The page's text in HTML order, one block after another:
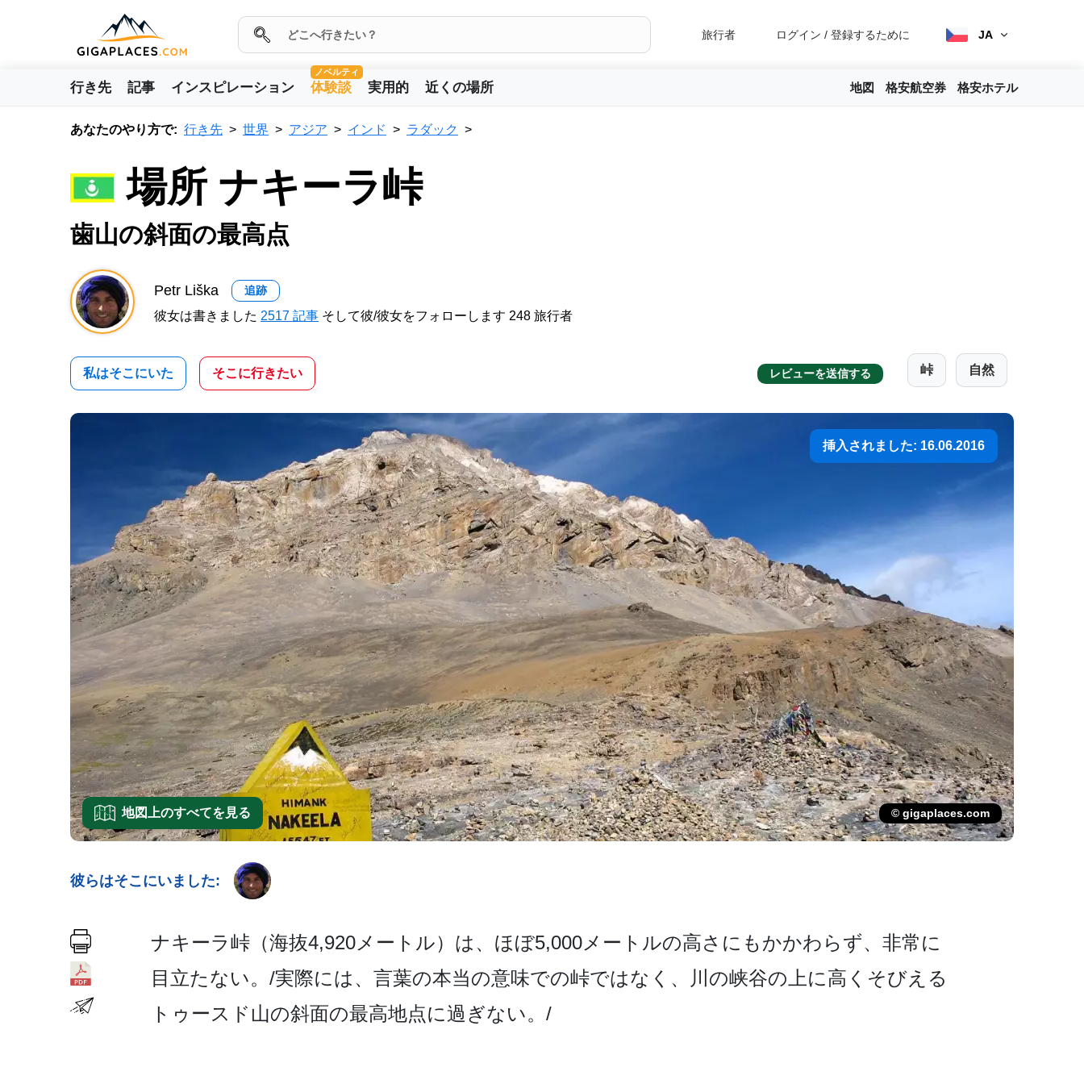
旅行者 ログイン / 登録するために JA
行き先 記事 インスピレーション
ノベルティ
体験談 実用的 近くの場所 地図 格安航空券 格安ホテル
あなたのやり方で: 行き先 世界 アジア インド ラダック
場所 ナキーラ峠
歯山の斜面の最高点
Petr Liška 追跡
彼女は書きました 2517 記事 そして彼/彼女をフォローします 248 旅行者
私はそこにいた そこに行きたい レビューを送信する 峠 自然
挿入されました: 16.06.2016
地図上のすべてを見る © gigaplaces.com
彼らはそこにいました:
ナキーラ峠（海抜4,920­メートル）は、ほぼ5,000メートルの高さにもか­かわらず、非常に
目立たない。/実際には、言葉の本­当の意味での峠ではなく、川の峡谷の上に高くそびえ­る
トゥースド山の斜面の最高地点に過ぎない。/